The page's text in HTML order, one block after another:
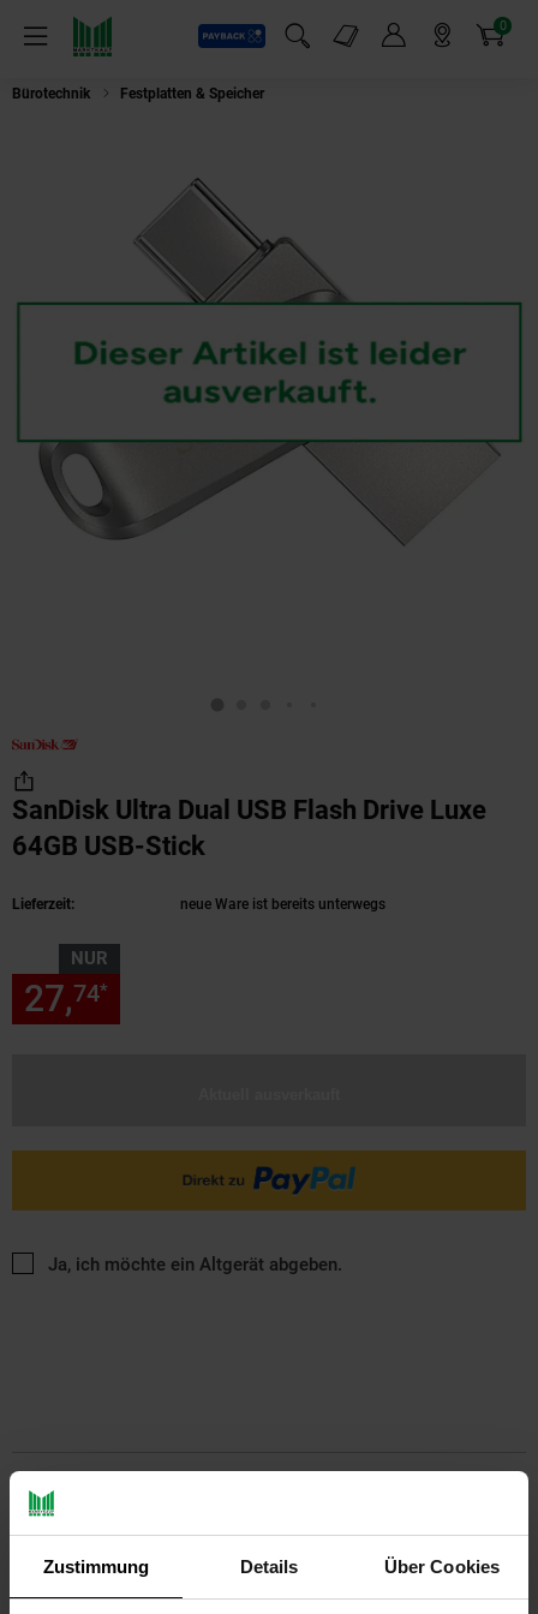
Zustimmung Details Über Cookies
Menü
Payback
Suchfeld einblenden
Markt-Angebote 0
Artikel
Bürotechnik Festplatten & Speicher
SanDisk Ultra Dual USB Flash Drive Luxe
64GB USB-Stick
Lieferzeit: neue Ware ist bereits unterwegs
NUR
27,74*
Ja, ich möchte ein Altgerät abgeben.
PAYBACK
Payback Punkte Basis°Punkte:
13